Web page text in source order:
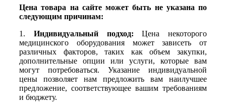
Цена товара на сайте может быть не указана по
следующим причинам:
1. Индивидуальный подход: Цена некоторого
медицинского оборудования может зависеть от
различных факторов, таких как объем закупки,
дополнительные опции или услуги, которые вам
могут потребоваться. Указание индивидуальной
цены позволяет нам предложить вам наилучшее
предложение, соответствующее вашим требованиям
и бюджету.